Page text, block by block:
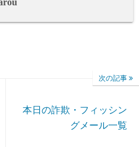
次の記事
本日の詐欺・フィッシン
グメール一覧